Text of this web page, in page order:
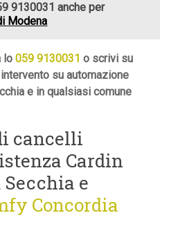
9130031 anche per
Modena
lo059 9130031 o scrivi su
su automazione
e in qualsiasi comune
cancelli
Cardin
e
Concordia